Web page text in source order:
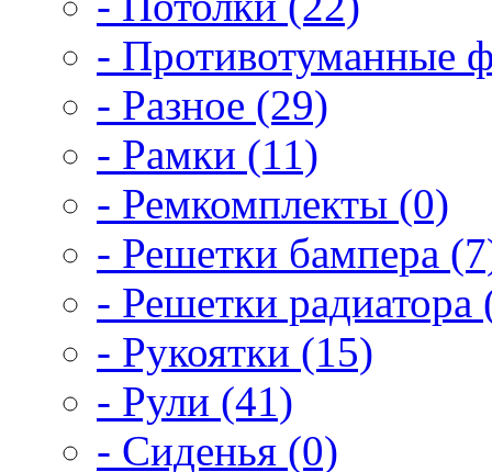
- Противотуманные
- Разное (29)
- Рамки (11)
- Ремкомплекты (0)
- Решетки бампера
- Решетки радиатора
- Рукоятки (15)
- Рули (41)
- Сиденья (0)